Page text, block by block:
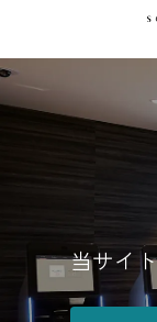
当サイ